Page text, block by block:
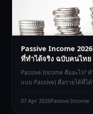
Passive Income
ที่ทำได้จริง ฉบับคนไทย
Passive Income คืออะไร?
แบบ Passive) คือรายได้ที่ไ
07 Apr 2026Passive Income